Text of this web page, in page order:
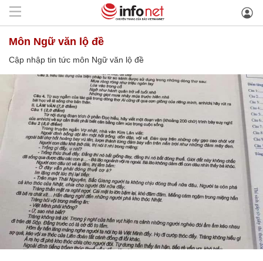
môn Ngữ văn lộ đề
Cập nhập tin tức môn Ngữ văn lộ đề